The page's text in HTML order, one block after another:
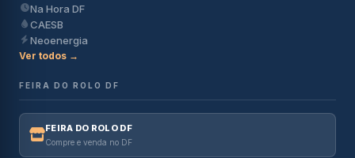
Na Hora DF
CAESB
Neoenergia
Ver todos →
FEIRA DO ROLO DF
FEIRA DO ROLO DF
Compre e venda no DF